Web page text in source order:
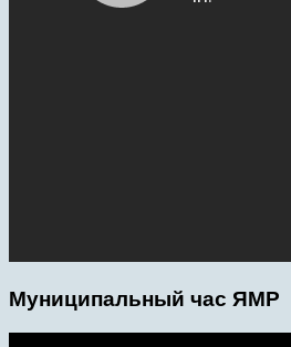
Муниципальный час ЯМР